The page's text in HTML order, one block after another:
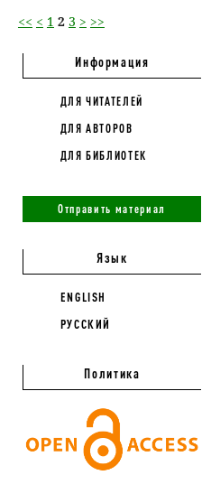
<< < 1 2 3 > >>
Информация
ДЛЯ ЧИТАТЕЛЕЙ
ДЛЯ АВТОРОВ
ДЛЯ БИБЛИОТЕК
Отправить материал
Язык
ENGLISH
РУССКИЙ
Политика